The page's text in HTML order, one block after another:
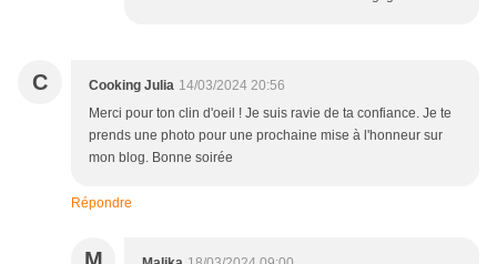
C Cooking Julia 14/03/2024 20:56
Merci pour ton clin d'oeil ! Je suis ravie de ta confiance. Je te
prends une photo pour une prochaine mise à l'honneur sur
mon blog. Bonne soirée
Répondre